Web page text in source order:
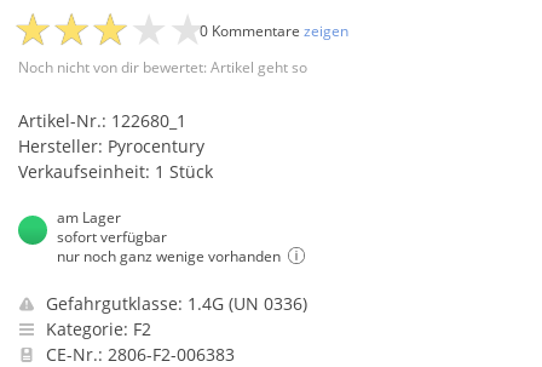
Noch nicht von dir bewertet: Artikel geht so
0 Kommentare zeigen
Artikel-Nr.: 122680_1
Hersteller: Pyrocentury
Verkaufseinheit: 1 Stück
am Lager
sofort verfügbar
nur noch ganz wenige vorhanden
Gefahrgutklasse: 1.4G (UN 0336)
Kategorie: F2
CE-Nr.: 2806-F2-006383